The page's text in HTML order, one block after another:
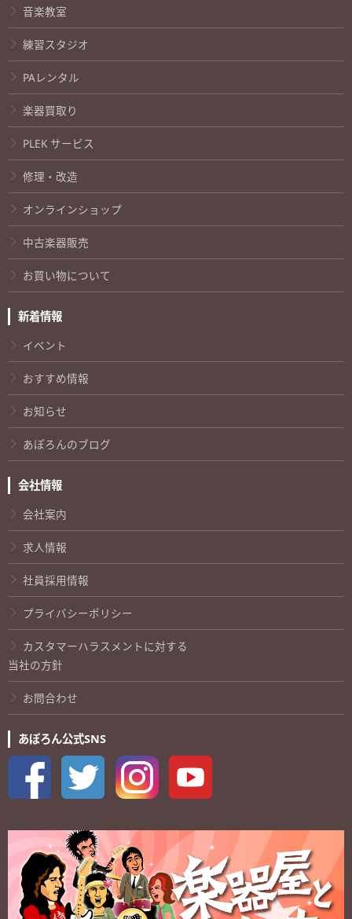
音楽教室
練習スタジオ
PAレンタル
楽器買取り
PLEK サービス
修理・改造
オンラインショップ
中古楽器販売
お買い物について
新着情報
イベント
おすすめ情報
お知らせ
あぽろんのブログ
会社情報
会社案内
求人情報
社員採用情報
プライバシーポリシー
カスタマーハラスメントに対する
当社の方針
お問合わせ
あぽろん公式SNS